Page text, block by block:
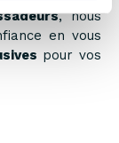
, nous
en vous
pour vos